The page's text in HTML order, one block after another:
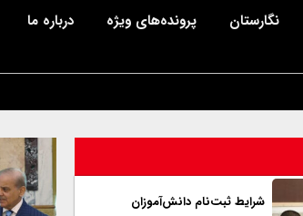
نگارستان پرونده‌های ویژه درباره ما
شرایط ثبت‌نام دانش‌آموزان